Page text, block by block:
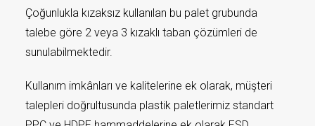
Çoğunlukla kızaksız kullanılan bu palet grubunda
talebe göre 2 veya 3 kızaklı taban çözümleri de
sunulabilmektedir.
Kullanım imkânları ve kalitelerine ek olarak, müşteri
talepleri doğrultusunda plastik paletlerimiz standart